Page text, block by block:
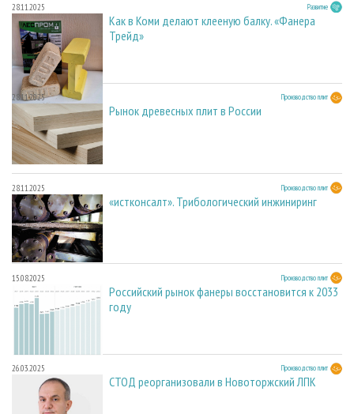
28.11.2025 Развитие
Как в Коми делают клееную балку. «Фанера
Трейд»
28.11.2025 Производство плит
Рынок древесных плит в России
28.11.2025 Производство плит
«истконсалт». Трибологический инжиниринг
15.08.2025 Производство плит
Российский рынок фанеры восстановится к 2033
году
26.03.2025 Производство плит
СТОД реорганизовали в Новоторжский ЛПК